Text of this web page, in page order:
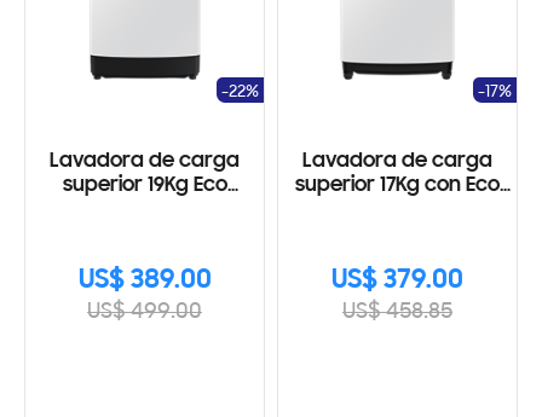
Lavadora de carga
superior 19Kg Eco
US$ 389.00
US$ 499.00
-22%
Lavadora de carga
superior 17Kg con Eco
US$ 379.00
US$ 458.85
-17%